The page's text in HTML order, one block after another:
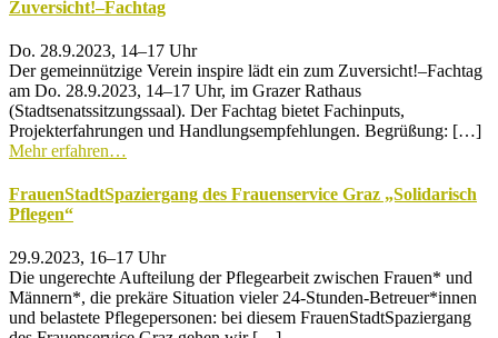
Zuversicht!–Fachtag
Do. 28.9.2023, 14–17 Uhr
Der gemeinnützige Verein inspire lädt ein zum Zuversicht!–Fachtag
am Do. 28.9.2023, 14–17 Uhr, im Grazer Rathaus
(Stadtsenatssitzungssaal). Der Fachtag bietet Fachinputs,
Projekterfahrungen und Handlungsempfehlungen. Begrüßung: […]
Mehr erfahren…
FrauenStadtSpaziergang des Frauenservice Graz „Solidarisch
Pflegen“
29.9.2023, 16–17 Uhr
Die ungerechte Aufteilung der Pflegearbeit zwischen Frauen* und
Männern*, die prekäre Situation vieler 24-Stunden-Betreuer*innen
und belastete Pflegepersonen: bei diesem FrauenStadtSpaziergang